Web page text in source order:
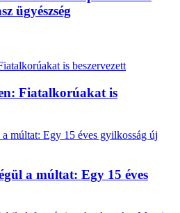
ügyészség
Fiatalkorúakat is
a múltat: Egy 15 éves